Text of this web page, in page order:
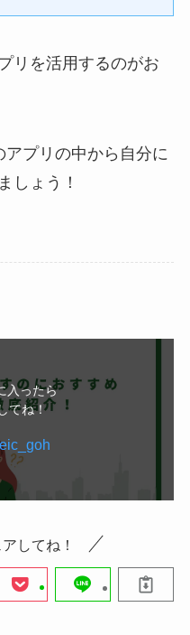
リを活用するのがお
プリの中から自分に
しょう！
入ったら
てね！
してね！